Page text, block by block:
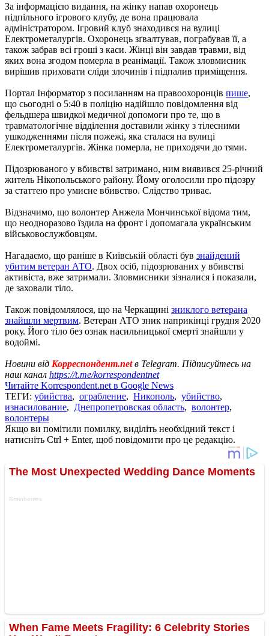
За інформацією видання, на жінку напав охоронець
підпільного ігрового клубу, де вона працювала
адміністратором. Ігровий клуб знаходився на вулиці
Електрометалургів. Охоронець зґвалтував, пограбував її, а
також забрав всі гроші з каси. Жінці він завдав травми, від
яких вона згодом померла в реанімації. Також зловмисник
вирішив приховати сліди злочинів і підпалив приміщення.
Портал Інформатор з посиланням на правоохоронців пише,
що сьогодні о 5:40 в поліцію надійшло повідомлення від
фельдшера швидкої медичної допомоги про те, що в
травматологічне відділення доставили жінку з тілесними
ушкодженнями після пожежі, яка сталася на вулиці
Електрометалургів. Жінка померла, не приходячи до тями.
Підозрюваного у вбивстві затримано, ним виявився 25-річний
житель Нікопольського району. Йому оголосили про підозру
за статтею про умисне вбивство. Слідство триває.
Відзначимо, що волонтер Анжела Мончинської відома тим,
що неодноразово їздила на фронт і допомагала українським
військовослужбовцям.
Нагадаємо, що раніше в Київській області був знайдений
убитим ветеран АТО. Двох осіб, підозрюваних у вбивстві
активіста, вже затримали. Зловмисники зізналися і показали,
де заховали тіло.
Також повідомлялося, що на Черкащині зниклого ветерана
знайшли мертвим. Ветеран АТО зник наприкінці грудня 2020
року. Його тіло без ознак насильницької смерті знайшли у
водоймі.
Новини від Корреспондент.netв Telegram. Підписуйтесь на
наш канал https://t.me/korrespondentnet
Читайте Korrespondent.net в Google News
ТЕГИ: убийства, ограбление, Никополь, убийство,
изнасилование, Днепропетровская область, волонтер,
волонтеры
Якщо ви помітили помилку, виділіть необхідний текст і
натисніть Ctrl + Enter, щоб повідомити про це редакцію.